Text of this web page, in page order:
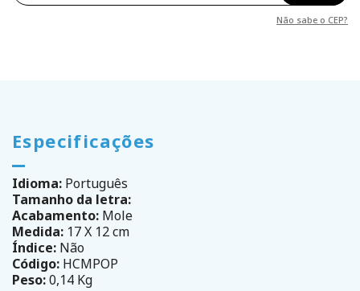
Não sabe o CEP?
Especificações
Idioma: Português
Tamanho da letra:
Acabamento: Mole
Medida: 17 X 12 cm
Índice: Não
Código: HCMPOP
Peso:0,14 Kg